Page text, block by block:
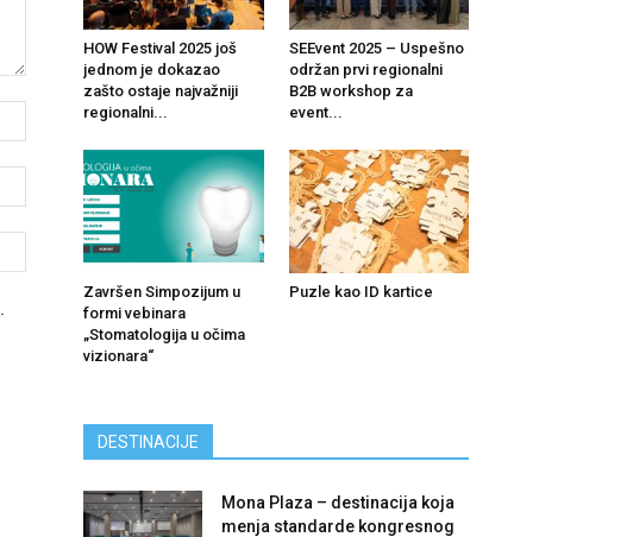
HOW Festival 2025 još
jednom je dokazao
zašto ostaje najvažniji
regionalni...
SEEvent 2025 – Uspešno
održan prvi regionalni
B2B workshop za
event...
Završen Simpozijum u
formi vebinara
„Stomatologija u očima
vizionara“
Puzle kao ID kartice
DESTINACIJE
Mona Plaza – destinacija koja
menja standarde kongresnog